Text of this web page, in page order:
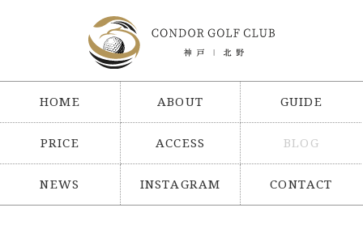
HOME ABOUT GUIDE
PRICE ACCESS BLOG
NEWS INSTAGRAM CONTACT